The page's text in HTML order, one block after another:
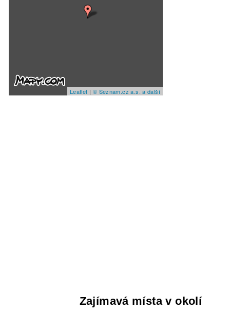
Leaflet | © Seznam.cz a.s. a další
Zajímavá místa v okolí